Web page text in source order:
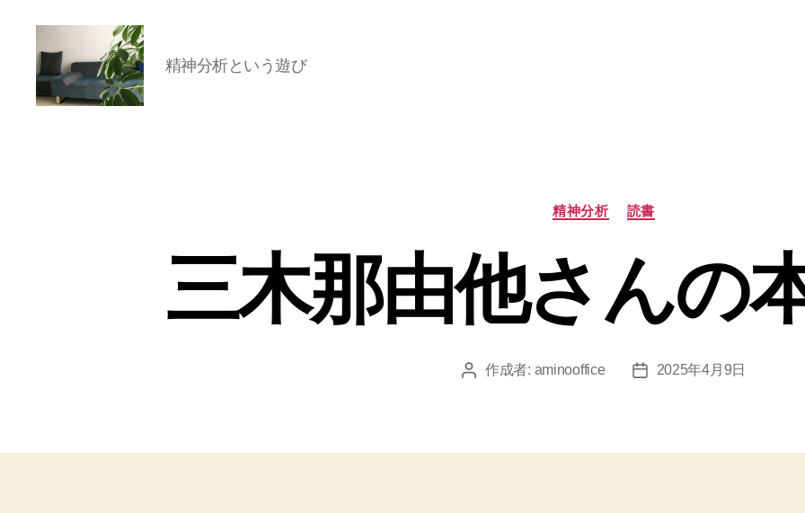
精神分析という遊び
カ
テ
精神分析 読書
三木那由他さんの
投 作成者: aminooffice
投
2025年4月9日